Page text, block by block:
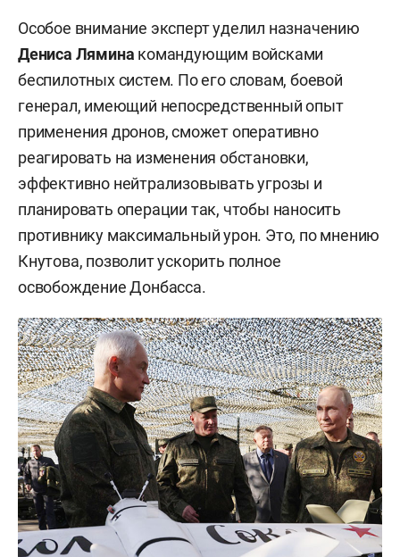
Особое внимание эксперт уделил назначению
Дениса Лямина командующим войсками
беспилотных систем. По его словам, боевой
генерал, имеющий непосредственный опыт
применения дронов, сможет оперативно
реагировать на изменения обстановки,
эффективно нейтрализовывать угрозы и
планировать операции так, чтобы наносить
противнику максимальный урон. Это, по мнению
Кнутова, позволит ускорить полное
освобождение Донбасса.